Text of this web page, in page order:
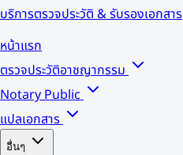
บริการตรวจประวัติ & รับรองเอกสาร
หน้าแรก
ตรวจประวัติอาชญากรรม
Notary Public
แปลเอกสาร
อื่นๆ